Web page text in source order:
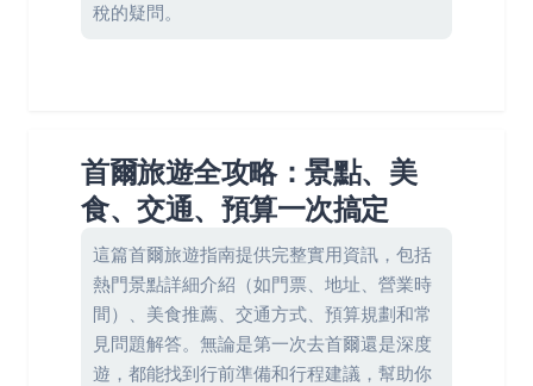
稅的疑問。
首爾旅遊全攻略：景點、美
食、交通、預算一次搞定
這篇首爾旅遊指南提供完整實用資訊，包括
熱門景點詳細介紹（如門票、地址、營業時
間）、美食推薦、交通方式、預算規劃和常
見問題解答。無論是第一次去首爾還是深度
遊，都能找到行前準備和行程建議，幫助你